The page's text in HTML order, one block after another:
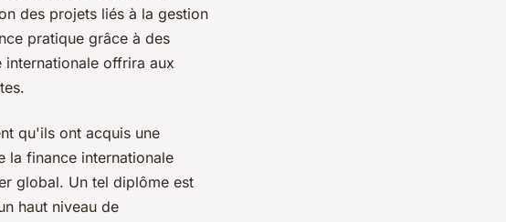
des projets liés à la gestion
pratique grâce à des
internationale offrira aux
qu'ils ont acquis une
la finance internationale
global. Un tel diplôme est
haut niveau de